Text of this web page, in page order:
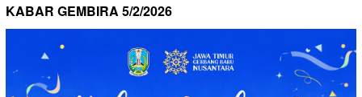
KABAR GEMBIRA 5/2/2026